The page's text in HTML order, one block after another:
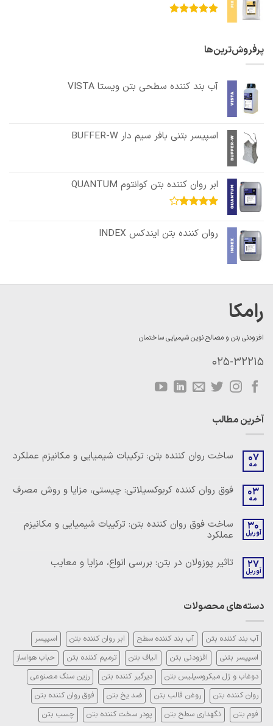
پرفروش‌ترین‌ها
آب بند کننده سطحی بتن ویستا VISTA
اسپیسر بتنی بافر سیم دار BUFFER-W
ابر روان کننده بتن کوانتوم QUANTUM
روان کننده بتن ایندکس INDEX
رامکا
افزودنی بتن و مصالح نوین شیمیایی ساختمان
025-32215
آخرین مطالب
07
مه
ساخت روان کننده بتن: ترکیبات شیمیایی و مکانیزم عملکرد
برای
ساخت
ترکیبات
شیمیایی
و
ثبت
نشده
03
مه
فوق روان کننده کربوکسیلاتی: چیستی، مزایا و روش مصرف
برای
فوق
روان
چیستی،
مزایا
ثبت
نشده
30
آوریل
ساخت فوق روان کننده بتن: ترکیبات شیمیایی و مکانیزم
عملکرد
برای
ساخت
بتن:
ترکیبات
مکانیزم
عملکرد
ثبت
27
آوریل
تاثیر پوزولان در بتن: بررسی انواع، مزایا و معایب
پوزولان
در
بررسی
انواع،
مزایا
و
معایب
دسته‌های محصولات
آب بند کننده بتن آب بند کننده سطح ابر روان کننده بتن
اسپیسر
اسپیسر بتنی
افزودنی بتن الیاف بتن ترمیم کننده بتن
حباب هواساز
دوغاب و ژل میکروسیلیس بتن
دیرگیر کننده بتن
رزین سنگ مصنوعی
روان کننده بتن
روغن قالب بتن ضد یخ بتن
فوق روان کننده بتن
فوم بتن
نگهداری سطح بتن پودر سخت کننده بتن چسب بتن